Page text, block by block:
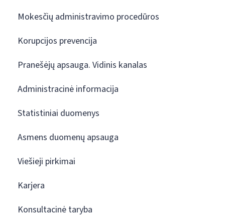
Mokesčių administravimo procedūros
Korupcijos prevencija
Pranešėjų apsauga. Vidinis kanalas
Administracinė informacija
Statistiniai duomenys
Asmens duomenų apsauga
Viešieji pirkimai
Karjera
Konsultacinė taryba